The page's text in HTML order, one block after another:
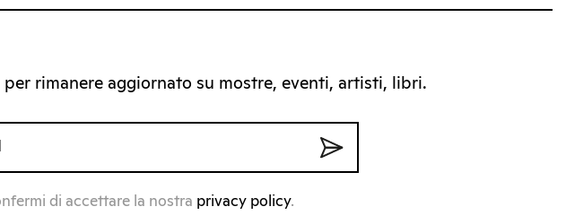
per rimanere aggiornato su mostre, eventi, artisti, libri.
di accettare la nostra privacy policy.